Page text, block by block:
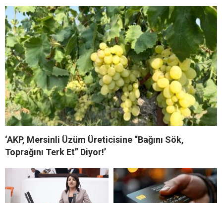
‘AKP, Mersinli Üzüm Üreticisine “Bağını Sök,
Toprağını Terk Et” Diyor!’